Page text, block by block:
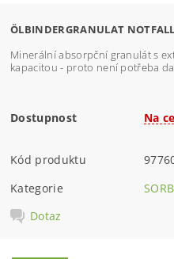
ÖLBINDERGRANULAT
Minerální absorpční granulát s
kapacitou - proto není potřeba
Dostupnost Na
Kód produktu
Kategorie
Dotaz